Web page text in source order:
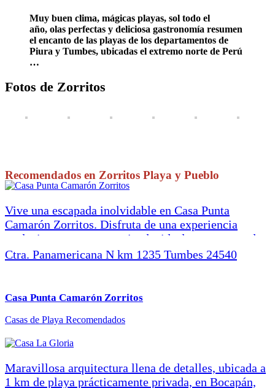
Muy buen clima, mágicas playas, sol todo el
año, olas perfectas y deliciosa gastronomía resumen
el encanto de las playas de los departamentos de
Piura y Tumbes, ubicadas el extremo norte de Perú
…
Fotos de Zorritos
Recomendados en Zorritos Playa y Pueblo
Vive una escapada inolvidable en Casa Punta
Camarón Zorritos. Disfruta de una experiencia
exclusiva en esta casa privada, ideal para grupos de
hasta 20 personas. Cuenta con piscina propia, aire
una terraza con espectacular vista al mar. La
estacionamiento amplio y el acceso al Hotel Punta
Camarón completan una estadía cómoda y llena de
estilo. Perfecta para familias, grupos grandes o
retiros que buscan confort, naturaleza y conexión
con el mar. Capacidad base de la casa: 10 personas
Ctra. Panamericana N km 1235 Tumbes 24540
Casa Punta Camarón Zorritos
Casas de Playa Recomendados
Maravillosa arquitectura llena de detalles, ubicada a
1 km de playa prácticamente privada, en Bocapán,